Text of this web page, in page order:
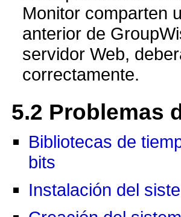
Monitor comparten
anterior de
servidor Web,
correctamente.
5.2 Problemas
Bibliotecas de
bits
Instalación del